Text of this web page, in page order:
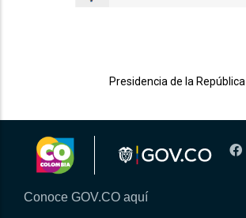
Presidencia de la República
Conoce GOV.CO aquí